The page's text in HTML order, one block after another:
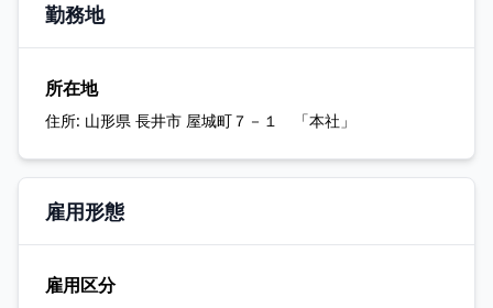
勤務地
所在地
住所: 山形県 長井市 屋城町７－１ 「本社」
雇用形態
雇用区分